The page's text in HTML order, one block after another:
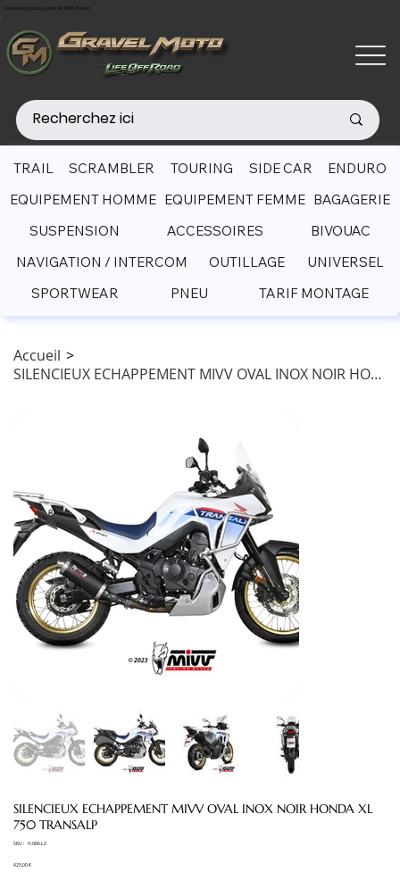
Livraison gratuite à partir de 200€ d'achat
Accueil >
SILENCIEUX ECHAPPEMENT MIVV OVAL INOX NOIR HONDA XL 750 TRANSALP
SILENCIEUX ECHAPPEMENT MIVV OVAL INOX NOIR HONDA XL
750 TRANSALP
SKU : SKU
H.086.LZ
Prix
425,00 €
TRAIL SCRAMBLER TOURING SIDE CAR
ENDURO
EQUIPEMENT HOMME EQUIPEMENT FEMME BAGAGERIE
SUSPENSION
ACCESSOIRES
BIVOUAC
NAVIGATION / INTERCOM
OUTILLAGE
UNIVERSEL
SPORTWEAR
PNEU TARIF MONTAGE